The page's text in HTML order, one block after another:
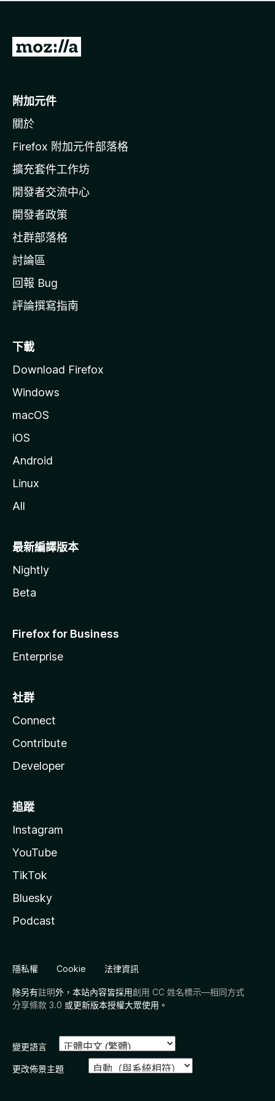
有
前
o
i
l
a
官
網
附加元件
關於
Firefox 附加元件部落格
擴充套件工作坊
開發者交流中心
開發者政策
社群部落格
討論區
回報 Bug
評論撰寫指南
下載
Download Firefox
Windows
macOS
iOS
Android
Linux
All
最新編譯版本
Nightly
Beta
Firefox for Business
Enterprise
社群
Connect
Contribute
Developer
追蹤
Instagram
YouTube
TikTok
Bluesky
Podcast
隱私權 Cookie 法律資訊
除另有註明外，本站內容皆採用創用 CC 姓名標示—相同方式
分享條款 3.0 或更新版本授權大眾使用。
變更語言
更改佈景主題